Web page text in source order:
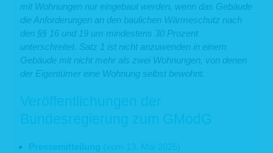
mit Wohnungen nur eingebaut werden, wenn das Gebäude
die Anforderungen an den baulichen Wärmeschutz nach
den §§ 16 und 19 um mindestens 30 Prozent
unterschreitet. Satz 1 ist nicht anzuwenden in einem
Gebäude mit nicht mehr als zwei Wohnungen, von denen
der Eigentümer eine Wohnung selbst bewohnt.
Veröffentlichungen der
Bundesregierung zum GModG
Pressemitteilung (vom 13. Mai 2026)
Das Recht auf Löschung besteht nicht, soweit die Verarbeitung erforderlich ist
zur Ausübung des Rechts auf freie Meinungsäußerung und Information;
zur Erfüllung einer rechtlichen Verpflichtung, der wir unterliegen, oder zur
Wahrnehmung einer Aufgabe, die im öffentlichen Interesse liegt oder in
aus Gründen des öffentlichen Interesses im Bereich der öffentlichen
Gesundheit (Art. 9 Abs. 2 lit. h und i sowie Art. 9 Abs. 3 DSGVO);
Art. 89 Abs. 1 DS-GVO, soweit das genannte Recht voraussichtlich die
Verwirklichung der Ziele dieser Verarbeitung unmöglich macht oder
ernsthaft beeinträchtigt, oder
Rechtsansprüchen.